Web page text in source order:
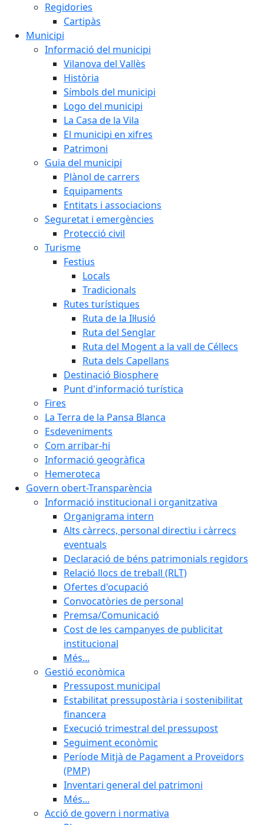
Regidories
Cartipàs
Municipi
Informació del municipi
Vilanova del Vallès
Història
Símbols del municipi
Logo del municipi
La Casa de la Vila
El municipi en xifres
Patrimoni
Guia del municipi
Plànol de carrers
Equipaments
Entitats i associacions
Seguretat i emergències
Protecció civil
Turisme
Festius
Locals
Tradicionals
Rutes turístiques
Ruta de la Il·lusió
Ruta del Senglar
Ruta del Mogent a la vall de Céllecs
Ruta dels Capellans
Destinació Biosphere
Punt d'informació turística
Fires
La Terra de la Pansa Blanca
Esdeveniments
Com arribar-hi
Informació geogràfica
Hemeroteca
Govern obert-Transparència
Informació institucional i organitzativa
Organigrama intern
Alts càrrecs, personal directiu i càrrecs
eventuals
Declaració de béns patrimonials regidors
Relació llocs de treball (RLT)
Ofertes d'ocupació
Convocatòries de personal
Premsa/Comunicació
Cost de les campanyes de publicitat
institucional
Més...
Gestió econòmica
Pressupost municipal
Estabilitat pressupostària i sostenibilitat
financera
Execució trimestral del pressupost
Seguiment econòmic
Període Mitjà de Pagament a Proveïdors
(PMP)
Inventari general del patrimoni
Més...
Acció de govern i normativa